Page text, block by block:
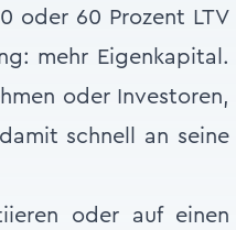
oder 60 Prozent LTV
mehr Eigenkapital.
oder Investoren,
schnell an seine
oder auf einen